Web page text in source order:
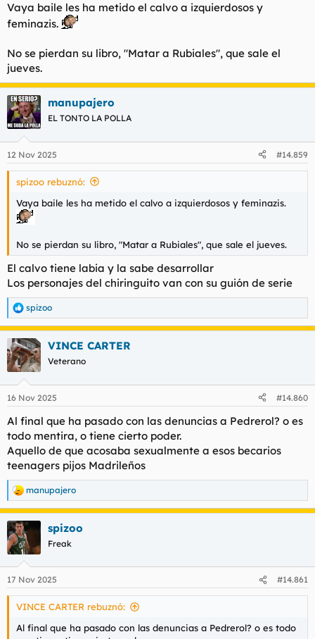
Vaya baile les ha metido el calvo a izquierdosos y
feminazis.
No se pierdan su libro, "Matar a Rubiales", que sale el
jueves.
manupajero
EL TONTO LA POLLA
12 Nov 2025 #14.859
spizoo rebuznó:
Vaya baile les ha metido el calvo a izquierdosos y feminazis.
No se pierdan su libro, "Matar a Rubiales", que sale el jueves.
El calvo tiene labia y la sabe desarrollar
Los personajes del chiringuito van con su guión de serie
R
e
a
c
c
i
e
:
spizoo
VINCE CARTER
Veterano
16 Nov 2025 #14.860
Al final que ha pasado con las denuncias a Pedrerol? o es
todo mentira, o tiene cierto poder.
Aquello de que acosaba sexualmente a esos becarios
teenagers pijos Madrileños
R
e
a
c
c
i
e
s
manupajero
spizoo
Freak
17 Nov 2025 #14.861
VINCE CARTER rebuznó:
Al final que ha pasado con las denuncias a Pedrerol? o es todo